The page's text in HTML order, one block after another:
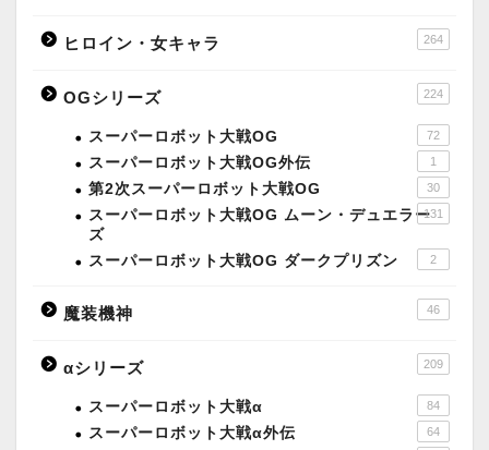
ヒロイン・女キャラ 264
OGシリーズ 224
スーパーロボット大戦OG 72
スーパーロボット大戦OG外伝 1
第2次スーパーロボット大戦OG 30
スーパーロボット大戦OG ムーン・デュエラー
ズ
131
スーパーロボット大戦OG ダークプリズン 2
魔装機神 46
αシリーズ 209
スーパーロボット大戦α 84
スーパーロボット大戦α外伝 64